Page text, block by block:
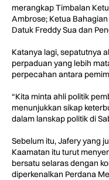
merangkap Timbalan
Ambrose; Ketua Bahagian
Datuk Freddy Sua dan
Katanya lagi, sepatutnya
perpaduan yang lebih
perpecahan antara
“Kita minta ahli politik
menunjukkan sikap
dalam lanskap politik di
Sebelum itu, Jafery yang
Kaamatan itu turut
bersatu selaras dengan
diperkenalkan Perdana